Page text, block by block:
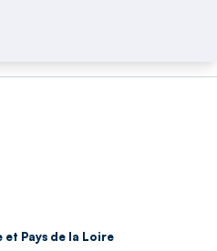
Pays de la Loire